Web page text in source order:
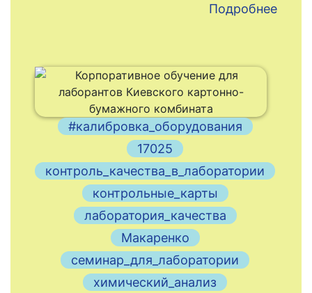
Подробнее
#калибровка_оборудования
17025
контроль_качества_в_лаборатории
контрольные_карты
лаборатория_качества
Макаренко
семинар_для_лаборатории
химический_анализ